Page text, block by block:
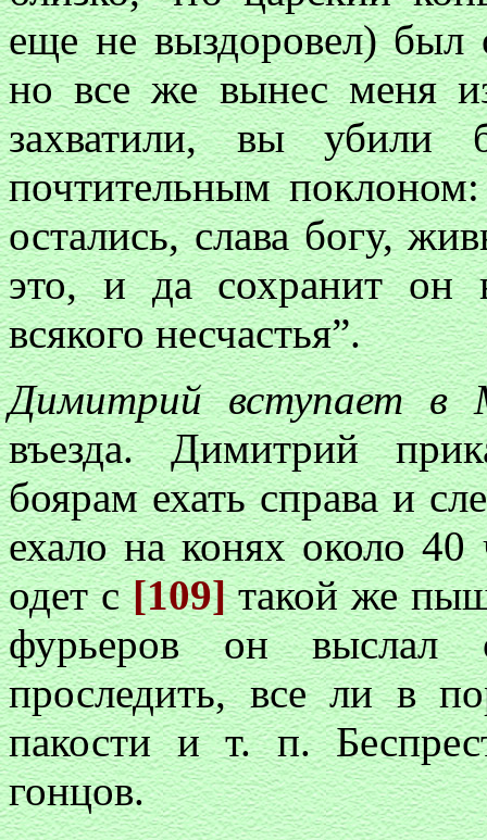
еще не выздоровел) был
но все же вынес меня
захватили, вы
почтительным
остались, слава богу,
это, и да сохранит он
всякого несчастья”.
Димитрий вступает в
въезда. Димитрий
боярам ехать справа и
ехало на конях около
одет с[109]такой же
фурьеров он выслал
проследить, все ли в
пакости и т. п.
гонцов.